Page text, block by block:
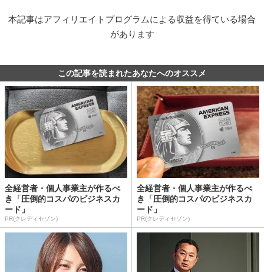
本記事はアフィリエイトプログラムによる収益を得ている場合
があります
この記事を読まれたあなたへのオススメ
全経営者・個人事業主が作るべ
き「圧倒的コスパのビジネスカ
ード」
PR(クレディセゾン)
全経営者・個人事業主が作るべ
き「圧倒的コスパのビジネスカ
ード」
PR(クレディセゾン)